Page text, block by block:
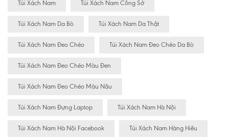
Túi Xách Nam Túi Xách Nam Công Sở
Túi Xách Nam Da Bò Túi Xách Nam Da Thật
Túi Xách Nam Đeo Chéo Túi Xách Nam Đeo Chéo Da Bò
Túi Xách Nam Đeo Chéo Màu Đen
Túi Xách Nam Đeo Chéo Màu Nâu
Túi Xách Nam Đựng Laptop Túi Xách Nam Hà Nội
Túi Xách Nam Hà Nội Facebook Túi Xách Nam Hàng Hiêu